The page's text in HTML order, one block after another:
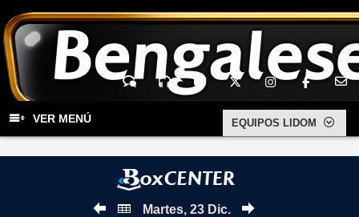
EQUIPOS LIDOM
VER MENÚ
Martes, 23 Dic.